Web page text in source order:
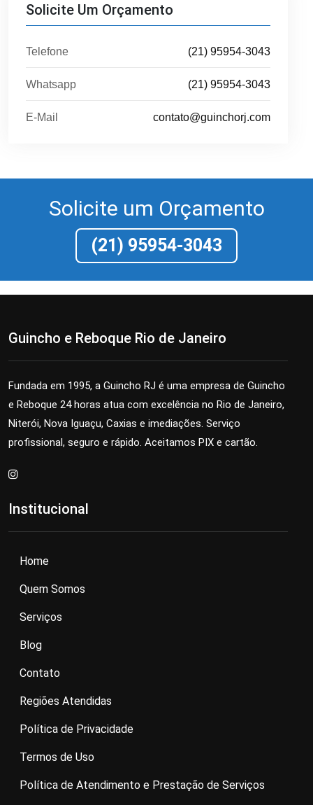
Solicite Um Orçamento
Telefone (21) 95954-3043
Whatsapp (21) 95954-3043
E-Mail contato@guinchorj.com
Solicite um Orçamento
(21) 95954-3043
Guincho e Reboque Rio de Janeiro
Fundada em 1995, a Guincho RJ é uma empresa de Guincho
e Reboque 24 horas atua com excelência no Rio de Janeiro,
Niterói, Nova Iguaçu, Caxias e imediações. Serviço
profissional, seguro e rápido. Aceitamos PIX e cartão.
Institucional
Home
Quem Somos
Serviços
Blog
Contato
Regiões Atendidas
Política de Privacidade
Termos de Uso
Política de Atendimento e Prestação de Serviços